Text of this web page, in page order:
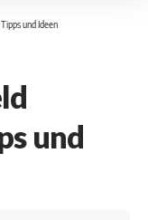
und Ideen
und